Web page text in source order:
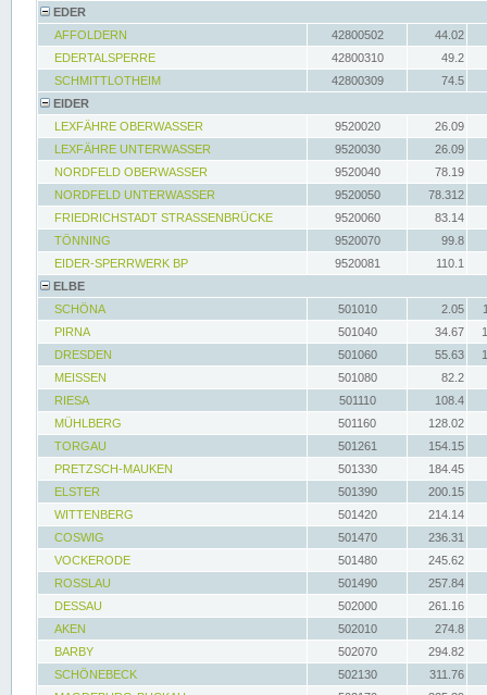
EDER
AFFOLDERN
42800502
44.02
EDERTALSPERRE
42800310
49.2
SCHMITTLOTHEIM
42800309
74.5
EIDER
LEXFÄHRE OBERWASSER
9520020
26.09
LEXFÄHRE UNTERWASSER
9520030
26.09
NORDFELD OBERWASSER
9520040
78.19
NORDFELD UNTERWASSER
9520050
78.312
FRIEDRICHSTADT STRASSENBRÜCKE
9520060
83.14
TÖNNING
9520070
99.8
EIDER-SPERRWERK BP
9520081
110.1
ELBE
SCHÖNA
501010 2.05
PIRNA
501040 34.67
DRESDEN
501060 55.63
MEISSEN
501080
82.2
RIESA
501110
108.4
MÜHLBERG
501160
128.02
TORGAU
501261
154.15
PRETZSCH-MAUKEN
501330
184.45
ELSTER
501390
200.15
WITTENBERG
501420
214.14
COSWIG
501470
236.31
VOCKERODE
501480
245.62
ROSSLAU
501490
257.84
DESSAU
502000
261.16
AKEN
502010
274.8
BARBY
502070
294.82
SCHÖNEBECK
502130
311.76